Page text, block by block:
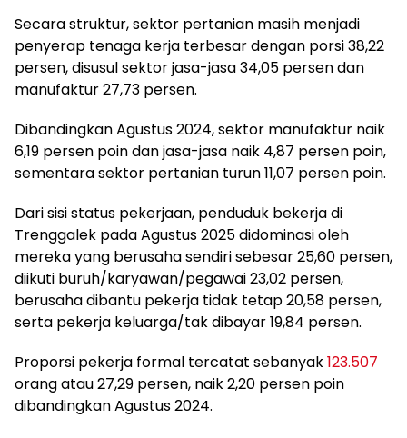
Secara struktur, sektor pertanian masih menjadi
penyerap tenaga kerja terbesar dengan porsi 38,22
persen, disusul sektor jasa-jasa 34,05 persen dan
manufaktur 27,73 persen.
Dibandingkan Agustus 2024, sektor manufaktur naik
6,19 persen poin dan jasa-jasa naik 4,87 persen poin,
sementara sektor pertanian turun 11,07 persen poin.
Dari sisi status pekerjaan, penduduk bekerja di
Trenggalek pada Agustus 2025 didominasi oleh
mereka yang berusaha sendiri sebesar 25,60 persen,
diikuti buruh/karyawan/pegawai 23,02 persen,
berusaha dibantu pekerja tidak tetap 20,58 persen,
serta pekerja keluarga/tak dibayar 19,84 persen.
Proporsi pekerja formal tercatat sebanyak123.507
orang atau 27,29 persen, naik 2,20 persen poin
dibandingkan Agustus 2024.